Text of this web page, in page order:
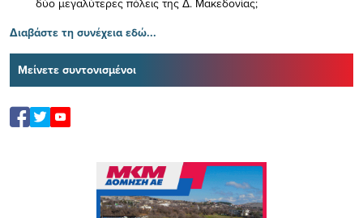
Διαβάστε τη συνέχεια εδώ...
Μείνετε συντονισμένοι